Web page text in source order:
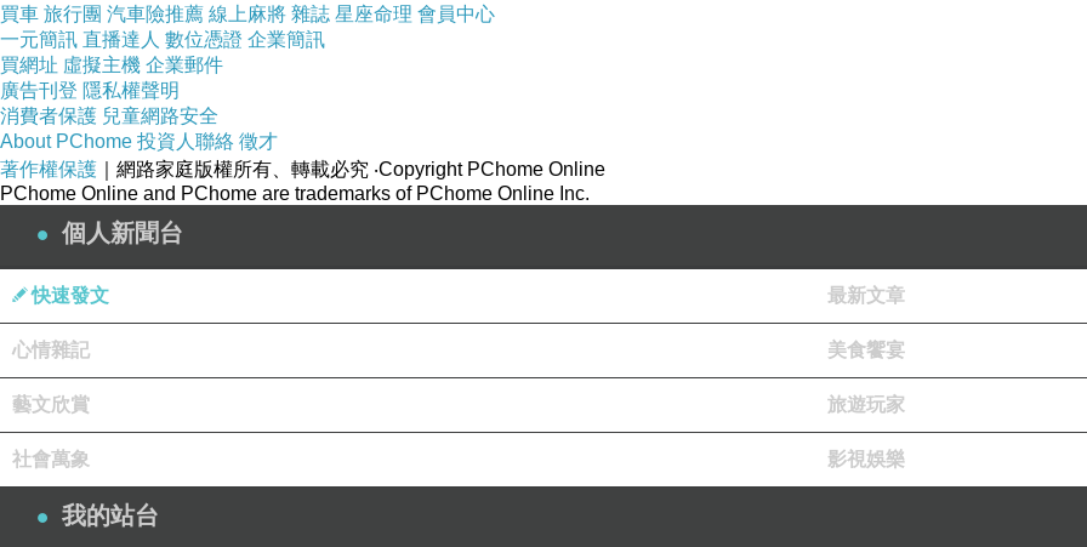
電影鬼上車2026 電影乘嚇2026 Passenger 2026 movie
Directed byAndré Øvredal
Written by
Starring Jacob Scipio Lou Llobell Melissa Leo
電影鬼上車2026 電影乘嚇2026 描述一對年輕夫婦目睹了一場慘烈的車禍，司機不幸身亡。不久後，
走到哪裡，這個跟蹤者都如影隨形，難以擺脫。
開頭以兩個人正在開車發生靈異事件揭開序幕，雅各布西皮奧和盧洛貝爾計畫來一段公路之旅，進行
旅行規則，像是永遠不要在夜間開車，永遠不要在路邊停車、不要半夜幫助陌生人等等，當然這對情侶
電影以氣氛取勝，氣氛營造還不錯沒有任何的暴力血腥，故事讓人想起幽靈終結者、致命玩笑或者是
主角過程中遇上靈異現象，像是鬼打牆或者各種突如其來的驚嚇，其中一段使用放映機觀賞羅馬假期
買車 旅行團 汽車險推薦 線上麻將 雜誌 星座命理 會員中心
一元簡訊 直播達人 數位憑證 企業簡訊
買網址 虛擬主機 企業郵件
廣告刊登 隱私權聲明
消費者保護 兒童網路安全
About PChome 投資人聯絡 徵才
著作權保護 ｜網路家庭版權所有、轉載必究 ‧Copyright PChome Online
PChome Online and PChome are trademarks of PChome Online Inc.
個人新聞台
快速發文 最新文章
心情雜記 美食饗宴
藝文欣賞 旅遊玩家
社會萬象 影視娛樂
我的站台